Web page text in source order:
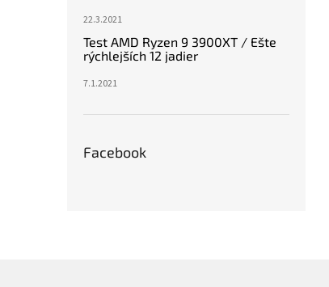
22.3.2021
Test AMD Ryzen 9 3900XT / Ešte
rýchlejších 12 jadier
7.1.2021
Facebook